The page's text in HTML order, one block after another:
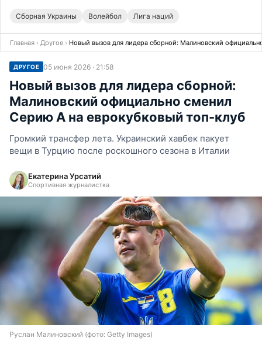
Сборная Украины Волейбол Лига наций
Главная › Другое › Новый вызов для лидера сборной: Малиновский
ДРУГОЕ 05 июня 2026 · 21:58
Новый вызов для лидера сборной:
Малиновский официально сменил
Серию А на еврокубковый топ-клуб
Громкий трансфер лета. Украинский хавбек пакует
вещи в Турцию после роскошного сезона в Италии
Екатерина Урсатий
Спортивная журналистка
Руслан Малиновский (фото: Getty Images)